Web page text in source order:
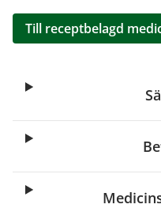
Till receptbelagd